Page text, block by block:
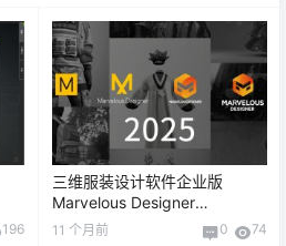
196
三维服装设计软件企业版
Marvelous Designer
Enterprise 2025
11 个月前 0 74